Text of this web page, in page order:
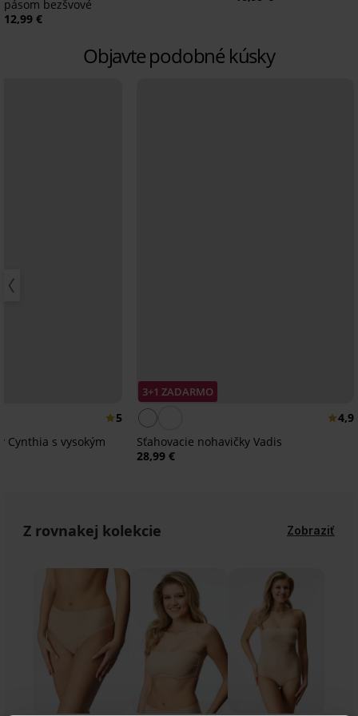
pásom bezšvové
12,99 €
Objavte podobné kúsky
5
Cynthia s vysokým
3+1 ZADARMO
4,9
Sťahovacie nohavičky Vadis
28,99 €
Z rovnakej kolekcie Zobraziť